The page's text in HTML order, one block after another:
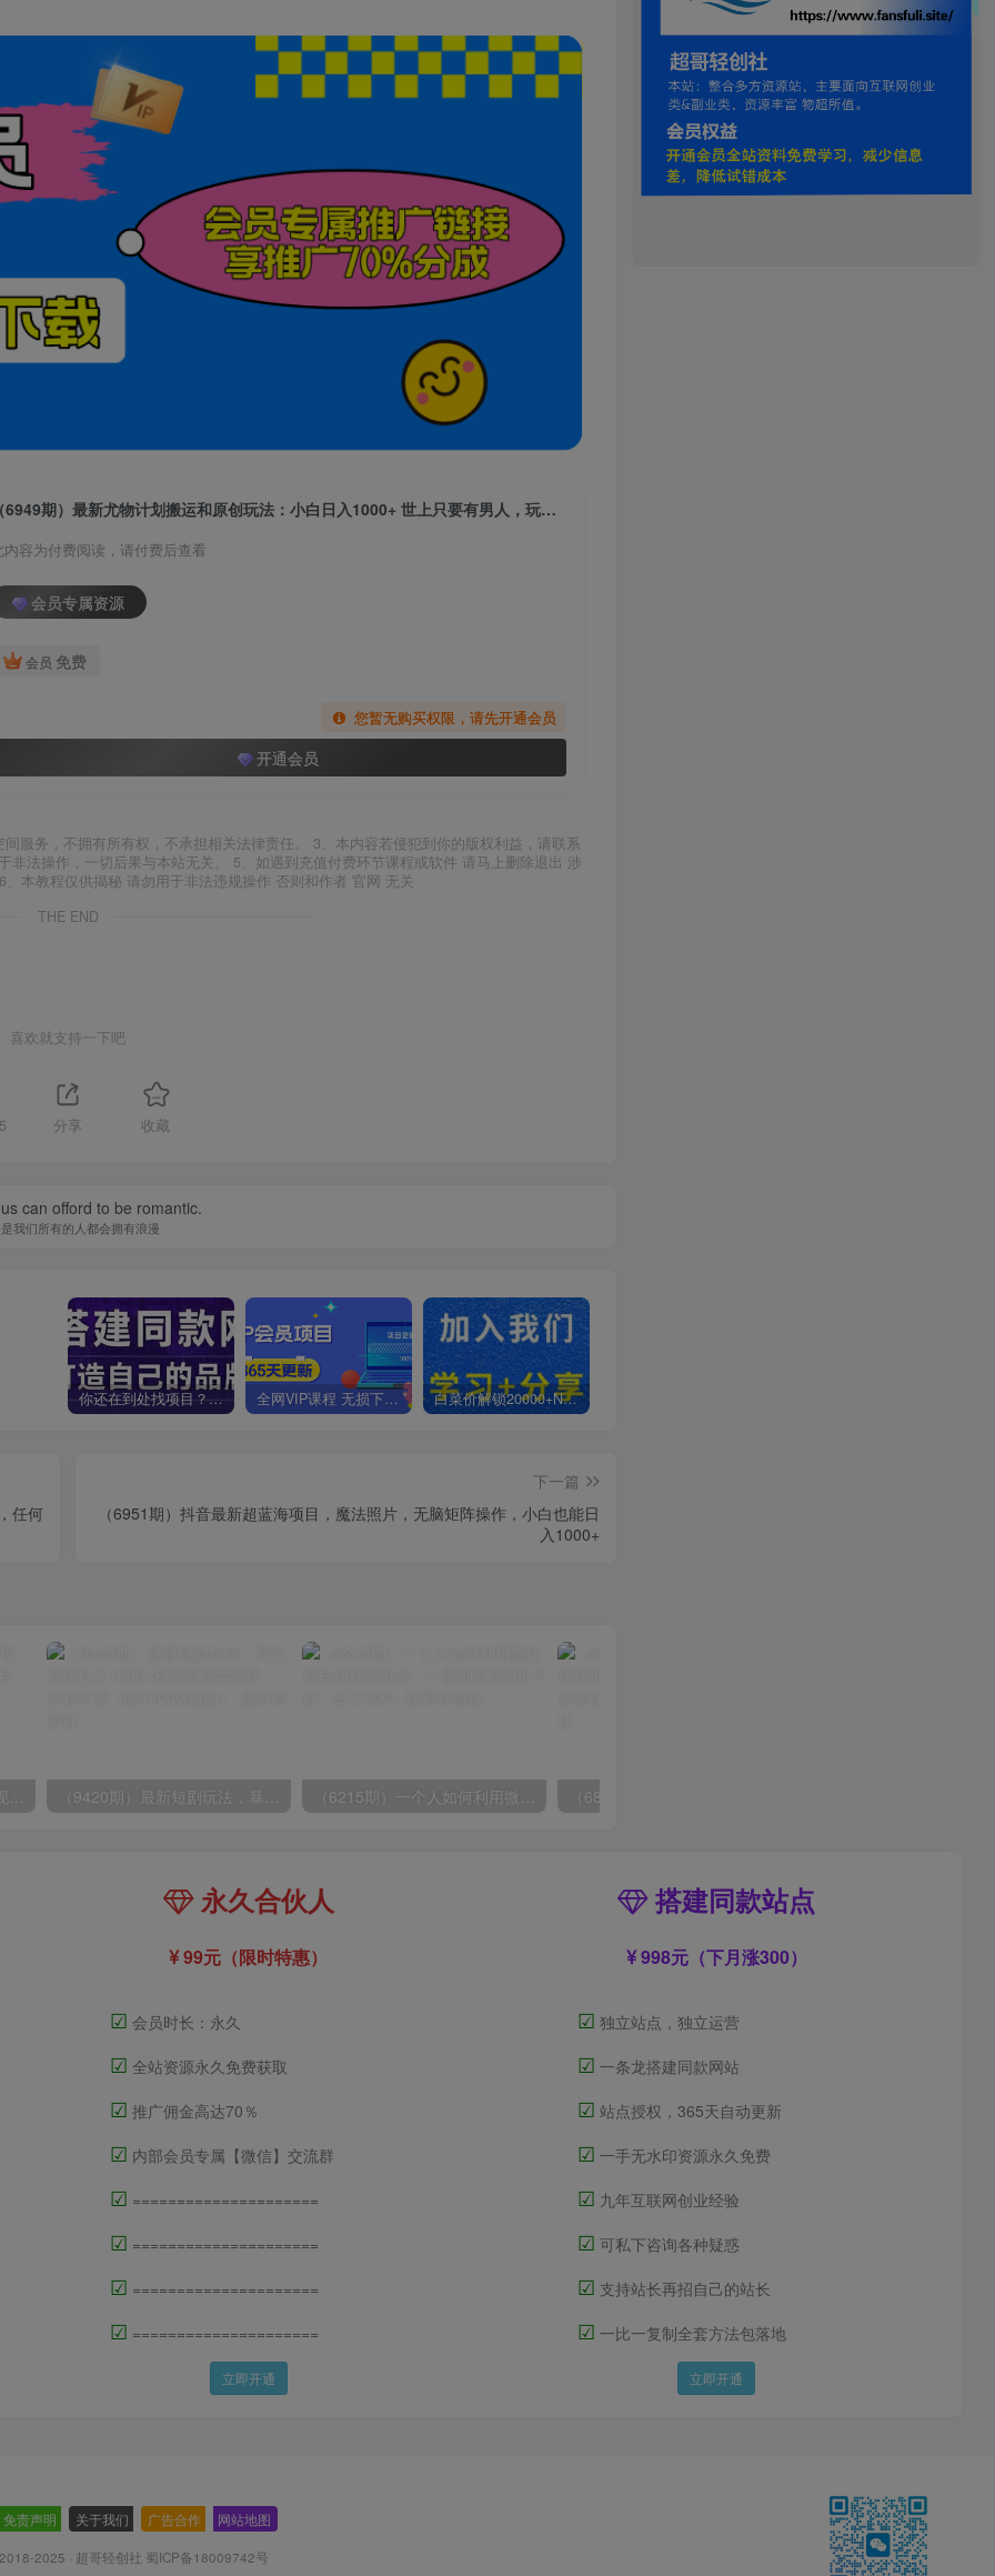
（6949期）最新尤物计划搬运和原创玩法：小白日入1000+ 世上只要有男人，玩法就不过时
内容为付费阅读，请付费后查看
会员专属资源
会员 免费
您暂无购买权限，请先开通会员
开通会员
服务，不拥有所有权，不承担相关法律责任。 3、本内容若侵犯到你的版权利益，请联系
法操作，一切后果与本站无关。 5、如遇到充值付费环节课程或软件 请马上删除退出 涉
本教程仅供揭秘 请勿用于非法违规操作 否则和作者 官网 无关
THE END
喜欢就支持一下吧
分享 收藏
can offord to be romantic.
我们所有的人都会拥有浪漫
你还在到处找项目？还在当韭菜？我靠卖项目一个月收入5万+，曾经我也是个失败者。 全网VIP课程 无损下载~ 白菜价解锁20000+N个赚钱机会，加入超哥轻创社会员，全站资源免费学习。
任何
下一篇
（6951期）抖音最新超蓝海项目，魔法照片，无脑矩阵操作，小白也能日
入1000+
（8409期）几篇图文一周变现1500＋，深度拆解面试掘金项目，小白轻松上手 （9420期）最新短剧玩法，暴力变现日入1000+私域零成本操作，全程干货（附1400G短剧） （6215期）一个人如何利用微信群自动群发引流，一星期装满200个群，日入500+
永久合伙人
99元（限时特惠）
☑ 会员时长：永久
☑ 全站资源永久免费获取
☑ 推广佣金高达70％
☑ 内部会员专属【微信】交流群
☑ =====================
☑ =====================
☑ =====================
☑ =====================
立即开通
搭建同款站点
998元（下月涨300）
☑ 独立站点，独立运营
☑ 一条龙搭建同款网站
☑ 站点授权，365天自动更新
☑ 一手无水印资源永久免费
☑ 九年互联网创业经验
☑ 可私下咨询各种疑惑
☑ 支持站长再招自己的站长
☑ 一比一复制全套方法包落地
立即开通
免责声明 关于我们 广告合作 网站地图
2025 · 超哥轻创社 蜀ICP备18009742号